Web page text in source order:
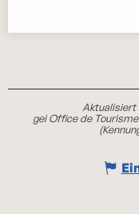
Aktualisiert
gei Office de